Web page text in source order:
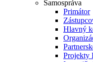
Samospráva
Primátor
Hlavný
Projekty